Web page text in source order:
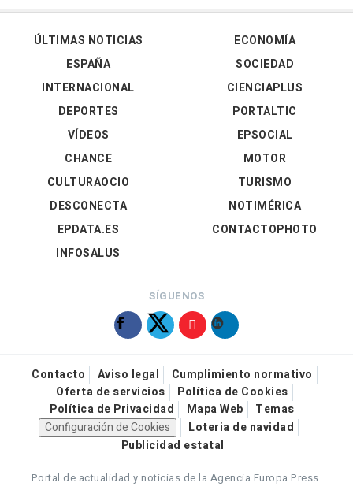
ÚLTIMAS NOTICIAS
ESPAÑA
INTERNACIONAL
DEPORTES
VÍDEOS
ECONOMÍA
SOCIEDAD
CIENCIAPLUS
PORTALTIC
EPSOCIAL
CHANCE
CULTURAOCIO
DESCONECTA
EPDATA.ES
INFOSALUS
MOTOR
TURISMO
NOTIMÉRICA
CONTACTOPHOTO
SÍGUENOS
Contacto Aviso legal
Cumplimiento normativo
Oferta de servicios
Política de Cookies
Política de Privacidad
Mapa Web
Temas
Configuración de Cookies
Loteria de navidad
Publicidad estatal
Portal de actualidad y noticias de la Agencia Europa Press.